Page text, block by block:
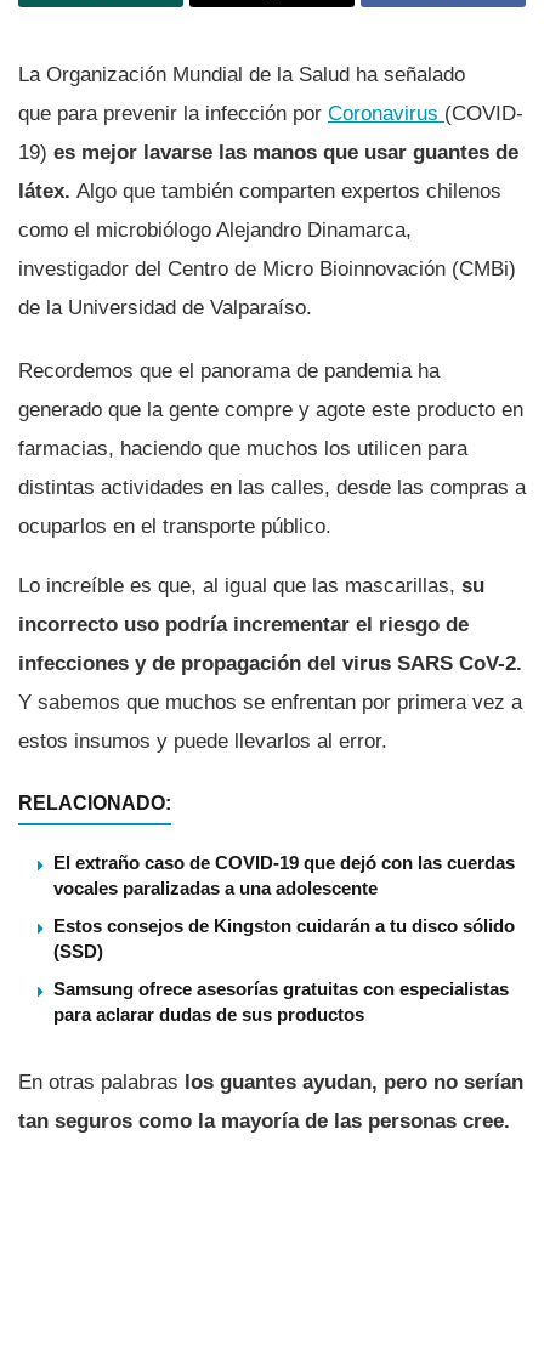
La Organización Mundial de la Salud ha señalado
que para prevenir la infección por Coronavirus (COVID-
19) es mejor lavarse las manos que usar guantes de
látex. Algo que también comparten expertos chilenos
como el microbiólogo Alejandro Dinamarca,
investigador del Centro de Micro Bioinnovación (CMBi)
de la Universidad de Valparaí­so.
Recordemos que el panorama de pandemia ha
generado que la gente compre y agote este producto en
farmacias, haciendo que muchos los utilicen para
distintas actividades en las calles, desde las compras a
ocuparlos en el transporte público.
Lo increí­ble es que, al igual que las mascarillas, su
incorrecto uso podrí­a incrementar el riesgo de
infecciones y de propagación del virus SARS CoV-2.
Y sabemos que muchos se enfrentan por primera vez a
estos insumos y puede llevarlos al error.
RELACIONADO:
El extraño caso de COVID-19 que dejó con las cuerdas
vocales paralizadas a una adolescente
Estos consejos de Kingston cuidarán a tu disco sólido
(SSD)
Samsung ofrece asesorías gratuitas con especialistas
para aclarar dudas de sus productos
En otras palabras los guantes ayudan, pero no serí­an
tan seguros como la mayorí­a de las personas cree.